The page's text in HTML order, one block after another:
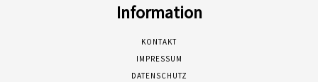
Information
KONTAKT
IMPRESSUM
DATENSCHUTZ